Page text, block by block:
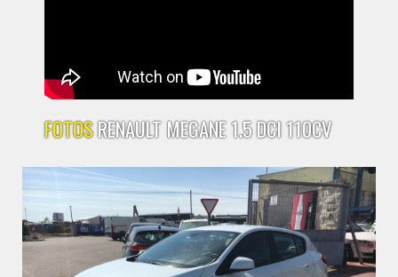
FOTOSRENAULT MEGANE 1.5 DCI 110CV